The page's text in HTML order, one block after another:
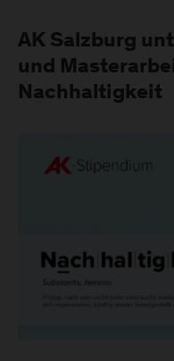
AK Salzburg
und
Nachhaltigkeit